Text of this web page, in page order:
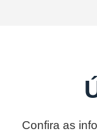
Confira as